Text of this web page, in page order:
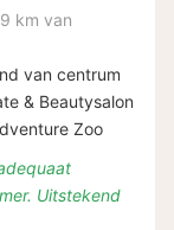
km van
van centrum
& Beautysalon
Zoo
Uitstekend